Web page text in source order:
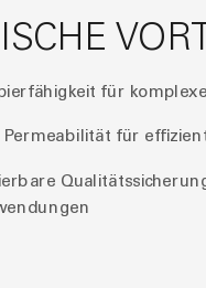
für
Permeabilität für